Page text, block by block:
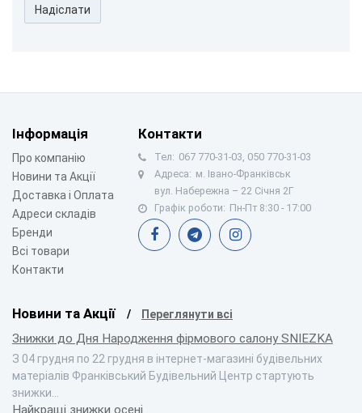
Надіслати
Інформація
Про компанію
Новини та Акції
Доставка і Оплата
Адреси складів
Бренди
Всі товари
Контакти
Контакти
Тел: 067 770-31-03, 050 770-31-03
Адреса: м. Івано-Франківськ
вул. Набережна – 22 Січня 2Г
Графік роботи: Пн-Пт 8:30 - 17:00
Новини та Акції Переглянути всі
Знижки до Дня Народження фірмового салону SNIEZKA
З 04 грудня по 22 грудня в інтернет-магазині будівельних
матеріалів Франківський Будівельний Центр стартують
знижки…
Найкращі знижки осені